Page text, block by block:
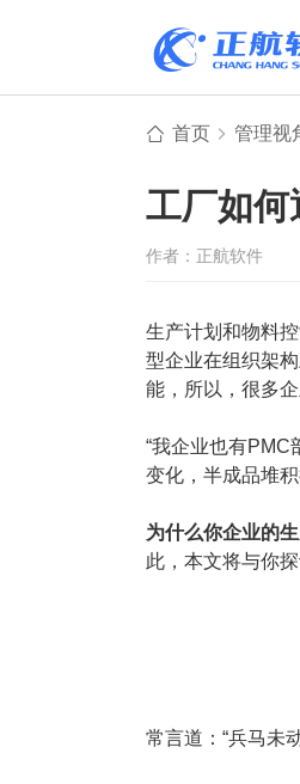
设备
非标
电子
装备
五金行
塑胶
智能制
首页 管理视
工厂如何
作者：正航软件
生产计划和物料
型企业在组织架
能，所以，很多
“我企业也有PMC
变化，半成品堆
为什么你企业的
此，本文将与你
常言道：“兵马未